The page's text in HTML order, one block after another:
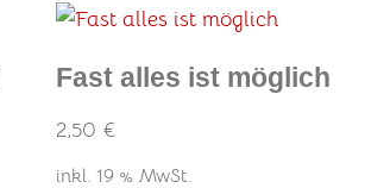
Fast alles ist möglich
2,50 €
inkl. 19 % MwSt.